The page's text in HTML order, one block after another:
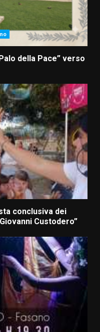
della Pace” verso
conclusiva dei
Custodero”